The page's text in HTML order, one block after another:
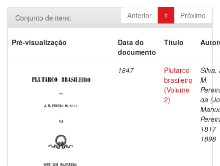
Anterior 1 Próximo
Conjunto de itens:
Pré-visualização
Data do
documento
Título
1847
Plutarco
brasileiro
(Volume
2)
Silva,
M.
da
1817-
1898